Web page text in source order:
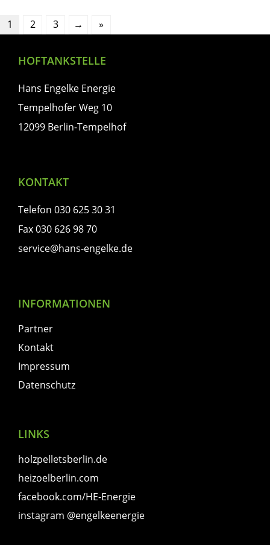
1 2 3 → »
HOFTANKSTELLE
Hans Engelke Energie
Tempelhofer Weg 10
12099 Berlin-Tempelhof
KONTAKT
Telefon 030 625 30 31
Fax 030 626 98 70
service@hans-engelke.de
INFORMATIONEN
Partner
Kontakt
Impressum
Datenschutz
LINKS
holzpelletsberlin.de
heizoelberlin.com
facebook.com/HE-Energie
instagram @engelkeenergie